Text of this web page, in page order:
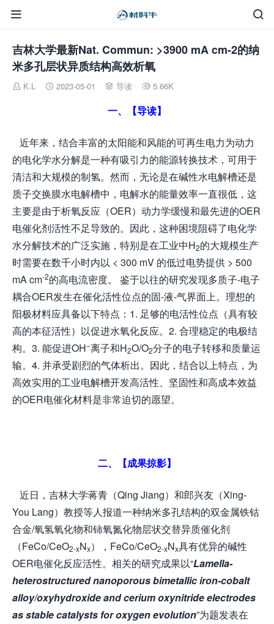


吉林大学最新Nat. Commun: >3900 mA cm-2的纳
米多孔层状异质结构高效析氧
 K.L  2023-05-01  导读  5.66K
一、【导读】
近年来，结合丰富的太阳能和风能的可再生电力为动力
的电化学水分解是一种有吸引力的能源转换技术，可用于
清洁和大规模的制氢。然而，无论是在碱性水电解槽还是
质子交换膜水电解槽中，电解水的能量效率一直很低，这
主要是由于析氧反应（OER）动力学缓慢和最先进的OER
电催化剂活性不足导致的。因此，这种困境阻碍了电化学
水分解技术的广泛实施，特别是在工业中H2的大规模生产
时需要在数千小时内以 < 300 mV 的低过电势提供 > 500
mA cm-2的高电流密度。 鉴于以往的研究发现多质子-电子
耦合OER发生在催化活性位点的固-液-气界面上。理想的
阳极材料应具备以下特点：1. 足够的电活性位点（具有较
高的本征活性）以促进水氧化反应。2. 合理稳定的电极结
构。3. 能促进OH−离子和H2O/O2分子的电子转移和质量运
输。4. 并承受剧烈的气体析出。因此，结合以上特点，为
高效实用的工业电解槽开发高活性、坚固性和高成本效益
的OER电催化材料是非常迫切的愿望。
二、【成果掠影】
近日，吉林大学蒋青（Qing Jiang）和郎兴友（Xing-
You Lang）教授等人报道一种纳米多孔结构的双金属铁钴
合金/氧氢氧化物和铈氧氮化物层状交替异质催化剂
（FeCo/CeO2-xNx），FeCo/CeO2-xNx具有优异的碱性
OER电催化反应活性。相关的研究成果以“Lamella-
heterostructured nanoporous bimetallic iron-cobalt
alloy/oxyhydroxide and cerium oxynitride electrodes
as stable catalysts for oxygen evolution”为题发表在